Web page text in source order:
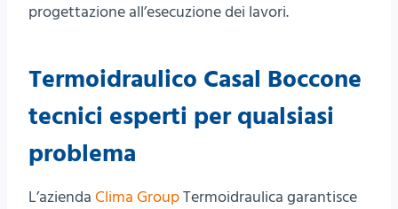
progettazione all’esecuzione dei lavori.
Termoidraulico Casal Boccone
tecnici esperti per qualsiasi
problema
L’azienda Clima GroupTermoidraulica garantisce